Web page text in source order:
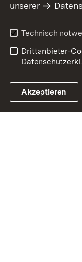
unserer
Technisch
Drittanbieter-
Akzeptieren